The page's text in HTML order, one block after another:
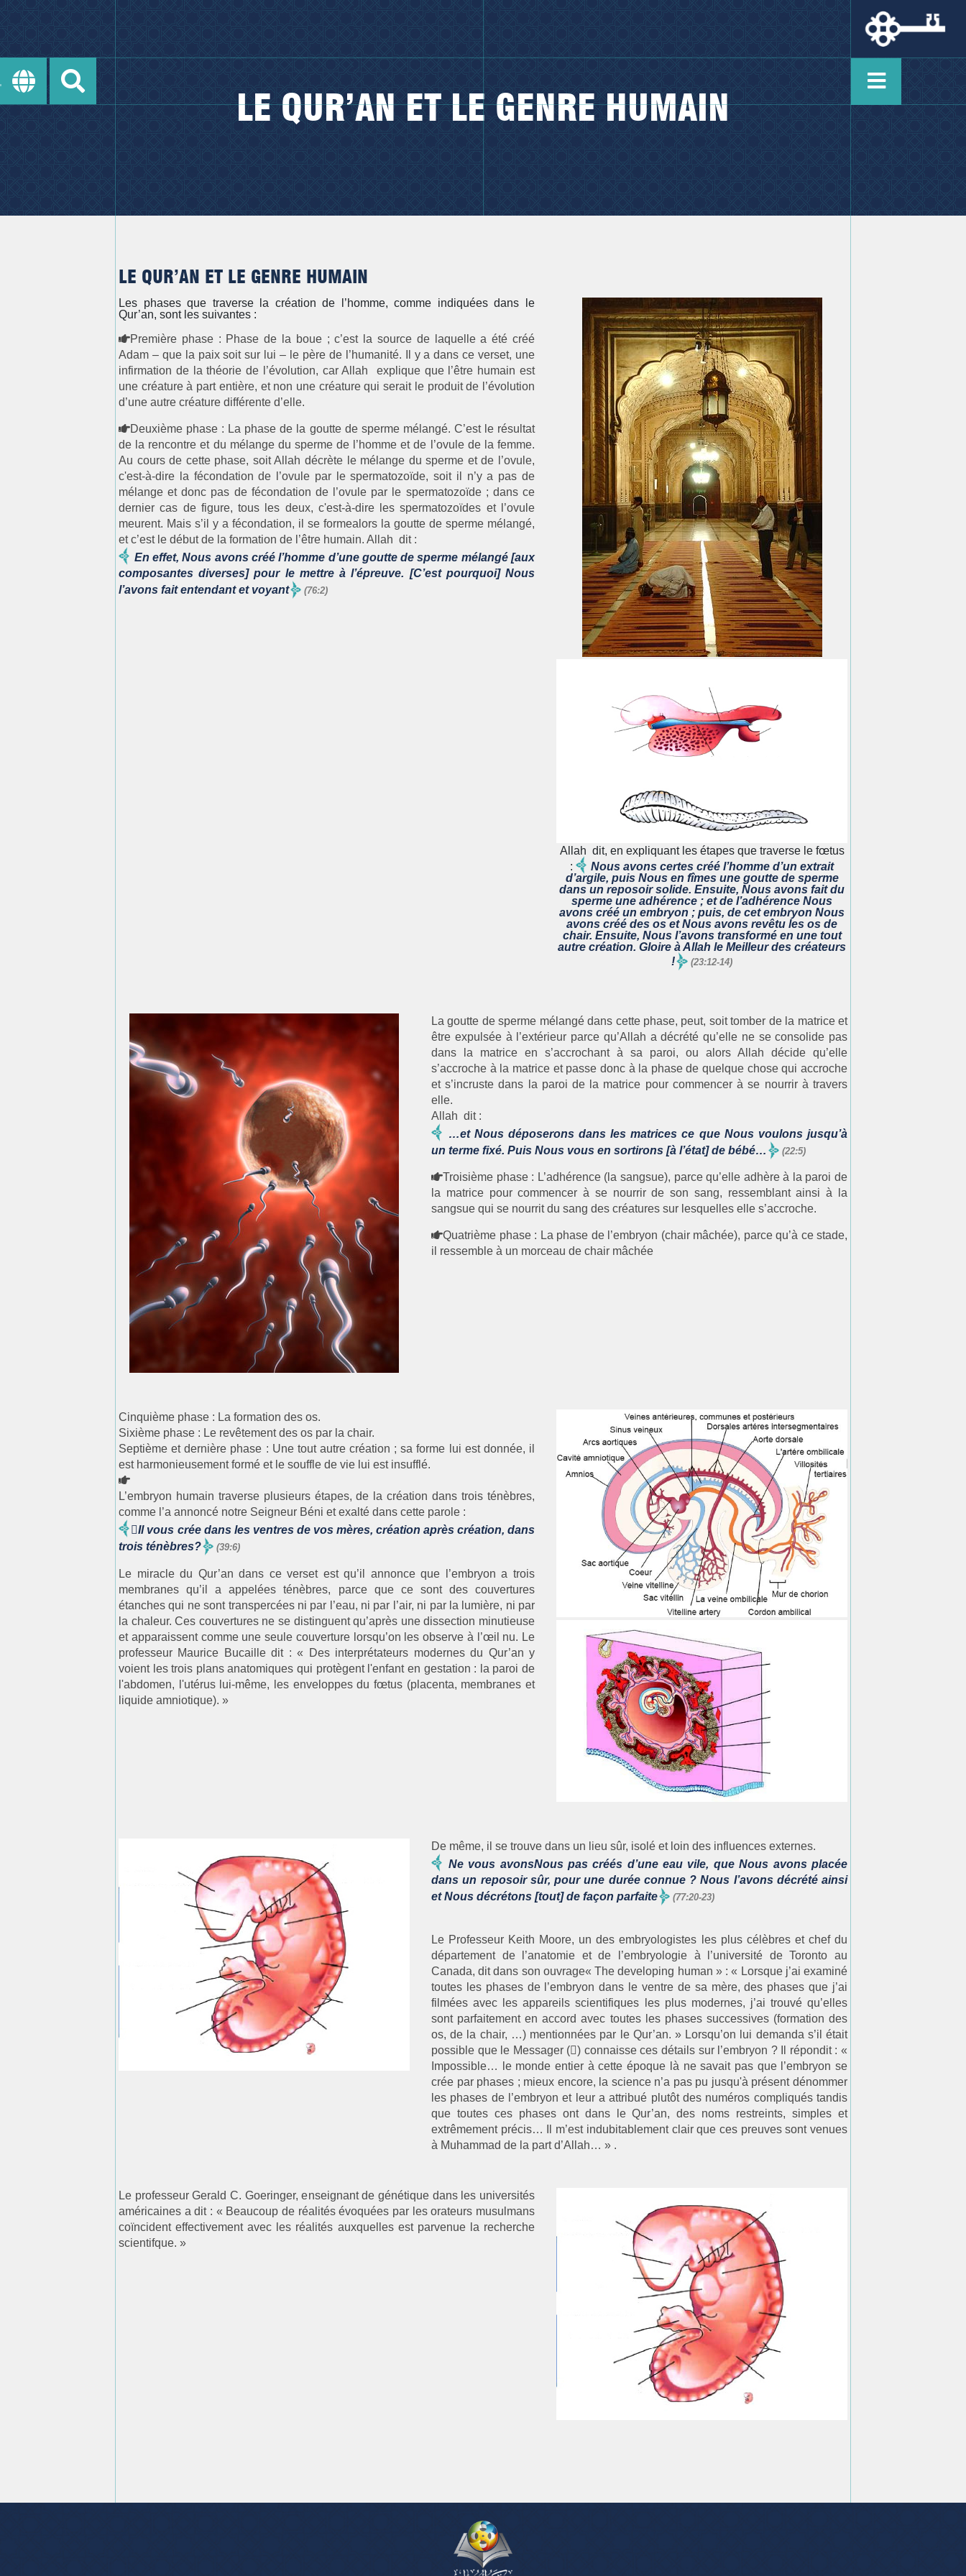
LE QUR’AN ET LE GENRE HUMAIN
LE QUR’AN ET LE GENRE HUMAIN
Allah dit, en expliquant les étapes que traverse le fœtus
:
Nous avons certes créé l’homme d’un extrait
d’argile, puis Nous en fîmes une goutte de sperme
dans un reposoir solide. Ensuite, Nous avons fait du
sperme une adhérence ; et de l’adhérence Nous
avons créé un embryon ; puis, de cet embryon Nous
avons créé des os et Nous avons revêtu les os de
chair. Ensuite, Nous l’avons transformé en une tout
autre création. Gloire à Allah le Meilleur des créateurs
!
(23:12-14)
Les phases que traverse la création de l’homme, comme indiquées dans le
Qur’an, sont les suivantes :
Première phase : Phase de la boue ; c’est la source de laquelle a été créé
Adam – que la paix soit sur lui – le père de l’humanité. Il y a dans ce verset, une
infirmation de la théorie de l’évolution, car Allah explique que l’être humain est
une créature à part entière, et non une créature qui serait le produit de l’évolution
d’une autre créature différente d’elle.
Deuxième phase : La phase de la goutte de sperme mélangé. C’est le résultat
de la rencontre et du mélange du sperme de l’homme et de l’ovule de la femme.
Au cours de cette phase, soit Allah décrète le mélange du sperme et de l’ovule,
c'est-à-dire la fécondation de l’ovule par le spermatozoïde, soit il n’y a pas de
mélange et donc pas de fécondation de l’ovule par le spermatozoïde ; dans ce
dernier cas de figure, tous les deux, c'est-à-dire les spermatozoïdes et l’ovule
meurent. Mais s’il y a fécondation, il se formealors la goutte de sperme mélangé,
et c’est le début de la formation de l’être humain. Allah dit :
En effet, Nous avons créé l’homme d’une goutte de sperme mélangé [aux
composantes diverses] pour le mettre à l’épreuve. [C’est pourquoi] Nous
l’avons fait entendant et voyant
(76:2)
La goutte de sperme mélangé dans cette phase, peut, soit tomber de la matrice et
être expulsée à l’extérieur parce qu’Allah a décrété qu’elle ne se consolide pas
dans la matrice en s’accrochant à sa paroi, ou alors Allah décide qu’elle
s’accroche à la matrice et passe donc à la phase de quelque chose qui accroche
et s’incruste dans la paroi de la matrice pour commencer à se nourrir à travers
elle.
Allah dit :
…et Nous déposerons dans les matrices ce que Nous voulons jusqu’à
un terme fixé. Puis Nous vous en sortirons [à l’état] de bébé…
(22:5)
Troisième phase : L’adhérence (la sangsue), parce qu’elle adhère à la paroi de
la matrice pour commencer à se nourrir de son sang, ressemblant ainsi à la
sangsue qui se nourrit du sang des créatures sur lesquelles elle s’accroche.
Quatrième phase : La phase de l’embryon (chair mâchée), parce qu’à ce stade,
il ressemble à un morceau de chair mâchée
Cinquième phase : La formation des os.
Sixième phase : Le revêtement des os par la chair.
Septième et dernière phase : Une tout autre création ; sa forme lui est donnée, il
est harmonieusement formé et le souffle de vie lui est insufflé.
L’embryon humain traverse plusieurs étapes, de la création dans trois ténèbres,
comme l’a annoncé notre Seigneur Béni et exalté dans cette parole :
Il vous crée dans les ventres de vos mères, création après création, dans
trois ténèbres?
(39:6)
Le miracle du Qur’an dans ce verset est qu’il annonce que l’embryon a trois
membranes qu’il a appelées ténèbres, parce que ce sont des couvertures
étanches qui ne sont transpercées ni par l’eau, ni par l’air, ni par la lumière, ni par
la chaleur. Ces couvertures ne se distinguent qu’après une dissection minutieuse
et apparaissent comme une seule couverture lorsqu’on les observe à l’œil nu. Le
professeur Maurice Bucaille dit : « Des interprétateurs modernes du Qur’an y
voient les trois plans anatomiques qui protègent l'enfant en gestation : la paroi de
l'abdomen, l'utérus lui-même, les enveloppes du fœtus (placenta, membranes et
liquide amniotique). »
De même, il se trouve dans un lieu sûr, isolé et loin des influences externes.
Ne vous avonsNous pas créés d’une eau vile, que Nous avons placée
dans un reposoir sûr, pour une durée connue ? Nous l’avons décrété ainsi
et Nous décrétons [tout] de façon parfaite
(77:20-23)
Le Professeur Keith Moore, un des embryologistes les plus célèbres et chef du
département de l’anatomie et de l’embryologie à l’université de Toronto au
Canada, dit dans son ouvrage« The developing human » : « Lorsque j’ai examiné
toutes les phases de l’embryon dans le ventre de sa mère, des phases que j’ai
filmées avec les appareils scientifiques les plus modernes, j’ai trouvé qu’elles
sont parfaitement en accord avec toutes les phases successives (formation des
os, de la chair, …) mentionnées par le Qur’an. » Lorsqu’on lui demanda s’il était
possible que le Messager () connaisse ces détails sur l’embryon ? Il répondit : «
Impossible… le monde entier à cette époque là ne savait pas que l’embryon se
crée par phases ; mieux encore, la science n’a pas pu jusqu'à présent dénommer
les phases de l’embryon et leur a attribué plutôt des numéros compliqués tandis
que toutes ces phases ont dans le Qur’an, des noms restreints, simples et
extrêmement précis… Il m’est indubitablement clair que ces preuves sont venues
à Muhammad de la part d’Allah… » .
Le professeur Gerald C. Goeringer, enseignant de génétique dans les universités
américaines a dit : « Beaucoup de réalités évoquées par les orateurs musulmans
coïncident effectivement avec les réalités auxquelles est parvenue la recherche
scientifque. »